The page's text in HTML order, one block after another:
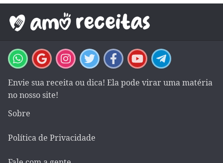
Envie sua receita ou dica! Ela pode virar uma matéria
no nosso site!
Sobre
Política de Privacidade